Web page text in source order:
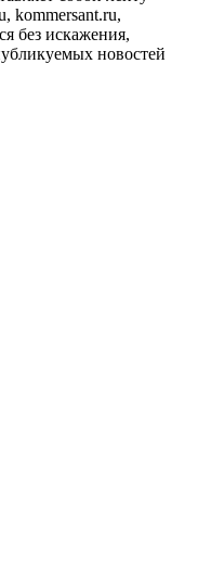
kommersant.ru,
без искажения,
новостей